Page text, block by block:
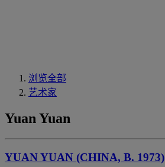
浏览全部
艺术家
Yuan Yuan
YUAN YUAN (CHINA, B. 1973)